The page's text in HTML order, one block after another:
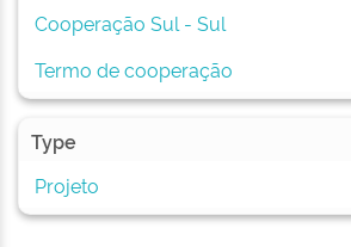
Cooperação Sul - Sul
Termo de cooperação
Type
Projeto